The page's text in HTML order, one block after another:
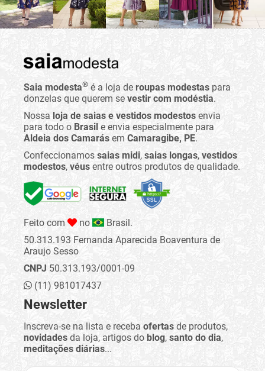
Saia modesta® é a loja de roupas modestas para
donzelas que querem se vestir com modéstia.
Nossa loja de saias e vestidos modestos envia
para todo o Brasil e envia especialmente para
Aldeia dos Camarás em Camaragibe, PE.
Confeccionamos saias midi, saias longas, vestidos
modestos, véus entre outros produtos de qualidade.
Feito com no
Brasil.
50.313.193 Fernanda Aparecida Boaventura de
Araujo Sesso
CNPJ 50.313.193/0001-09
(11) 981017437
Newsletter
Inscreva-se na lista e receba ofertas de produtos,
novidades da loja, artigos do blog, santo do dia,
meditações diárias...